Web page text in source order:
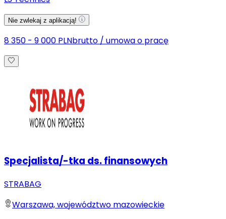
Nie zwlekaj z aplikacją!
8 350 - 9 000 PLNbrutto / umowa o pracę
Specjalista/-tka ds. finansowych
STRABAG
Warszawa, województwo mazowieckie